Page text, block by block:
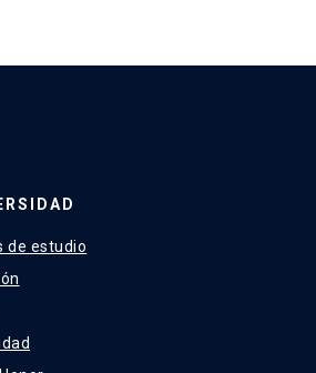
de estudio